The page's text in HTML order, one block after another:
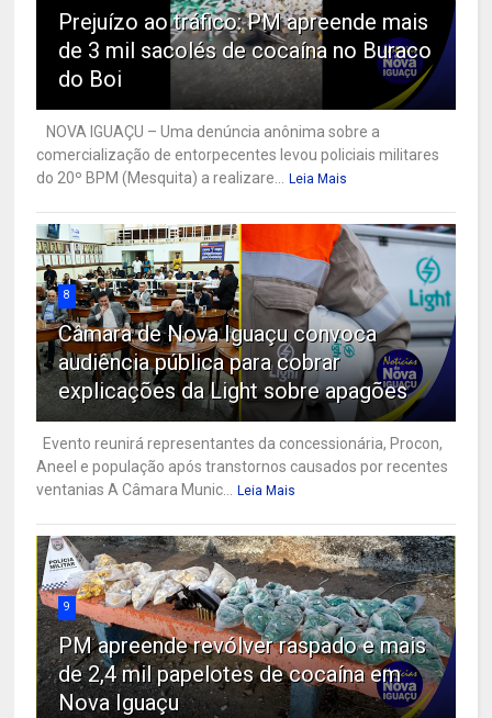
Prejuízo ao tráfico: PM apreende mais
de 3 mil sacolés de cocaína no Buraco
do Boi
NOVA IGUAÇU – Uma denúncia anônima sobre a
comercialização de entorpecentes levou policiais militares
do 20º BPM (Mesquita) a realizare... Leia Mais
8
Câmara de Nova Iguaçu convoca
audiência pública para cobrar
explicações da Light sobre apagões
Evento reunirá representantes da concessionária, Procon,
Aneel e população após transtornos causados por recentes
ventanias A Câmara Munic... Leia Mais
9
PM apreende revólver raspado e mais
de 2,4 mil papelotes de cocaína em
Nova Iguaçu